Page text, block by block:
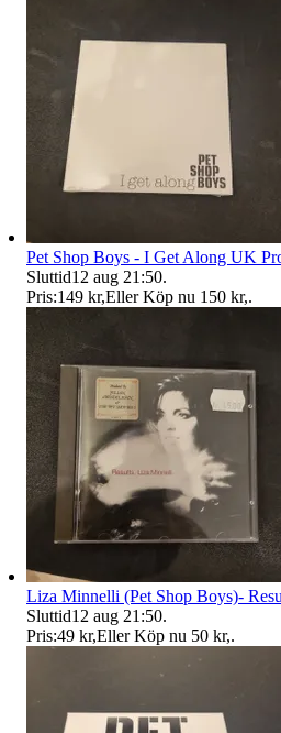
Pet Shop Boys - I Get Along UK
Sluttid12 aug 21:50.
Pris:149 kr,Eller Köp nu 150 kr,.
Liza Minnelli (Pet Shop Boys)-
Sluttid12 aug 21:50.
Pris:49 kr,Eller Köp nu 50 kr,.